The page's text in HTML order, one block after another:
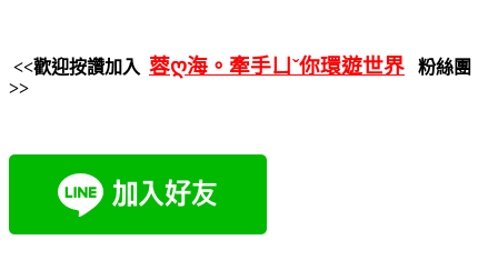
<<歡迎按讚加入 蓉ღ海。牽手ㄩˇ你環遊世界
粉絲團
>>